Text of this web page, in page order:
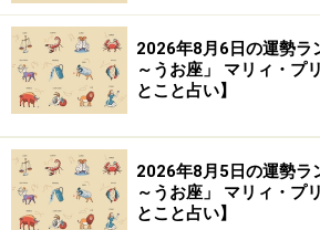
2024年5月2日の運勢「さそり座」
交友関係が狭まる日。心の狭さが
う。
＞【今週の運勢】を見る
2026年8月6日の運勢ラ
～うお座」 マリィ・プ
とこと占い】
2026年8月5日の運勢ラ
～うお座」 マリィ・プ
とこと占い】